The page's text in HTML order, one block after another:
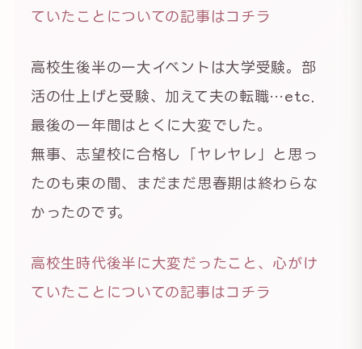
ていたことについての記事はコチラ
高校生後半の一大イベントは大学受験。部
活の仕上げと受験、加えて夫の転職…etc．
最後の一年間はとくに大変でした。
無事、志望校に合格し「ヤレヤレ」と思っ
たのも束の間、まだまだ思春期は終わらな
かったのです。
高校生時代後半に大変だったこと、心がけ
ていたことについての記事はコチラ